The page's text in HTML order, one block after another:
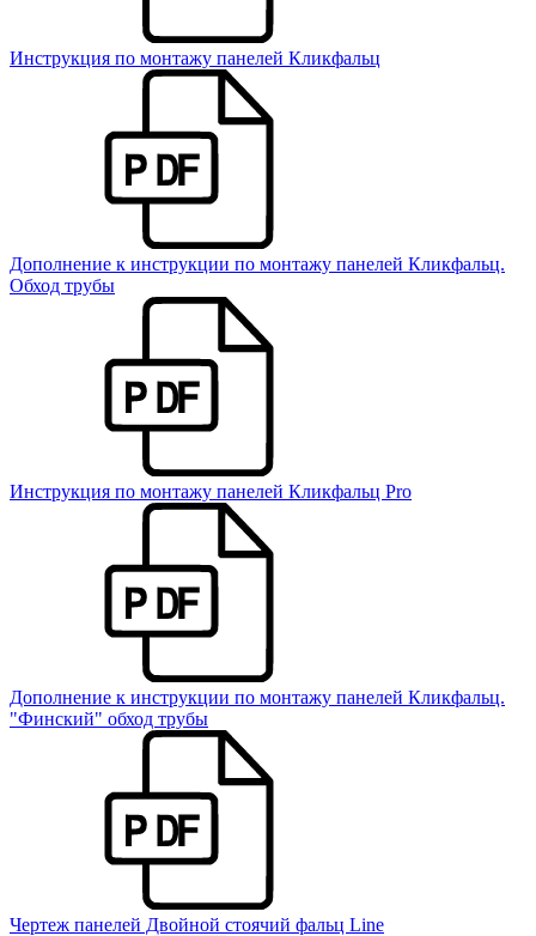
Инструкция по монтажу панелей Кликфальц
Дополнение к инструкции по монтажу панелей Кликфальц.
Обход трубы
Инструкция по монтажу панелей Кликфальц Pro
Дополнение к инструкции по монтажу панелей Кликфальц.
"Финский" обход трубы
Чертеж панелей Двойной стоячий фальц Line